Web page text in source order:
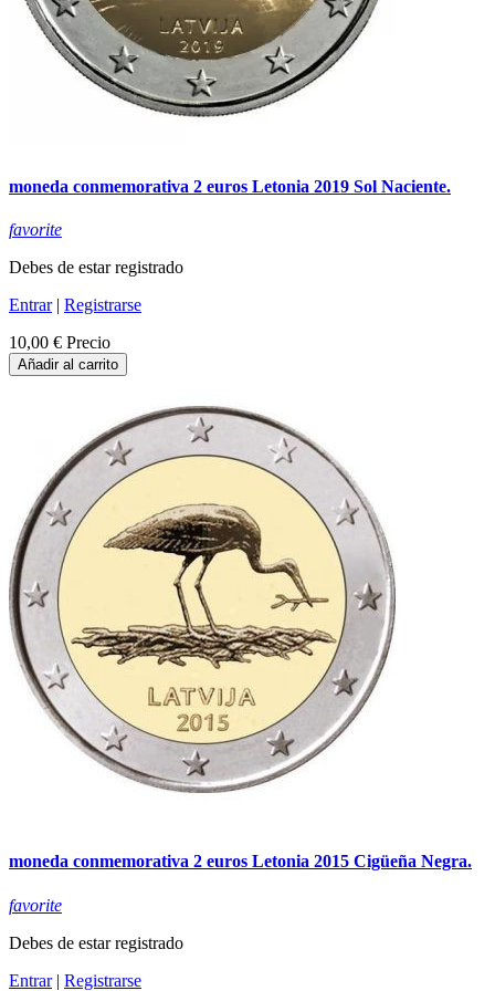
moneda conmemorativa 2 euros Letonia 2019 Sol Naciente.
favorite
Debes de estar registrado
Entrar| Registrarse
10,00 € Precio
Añadir al carrito
moneda conmemorativa 2 euros Letonia 2015 Cigüeña Negra.
favorite
Debes de estar registrado
Entrar| Registrarse